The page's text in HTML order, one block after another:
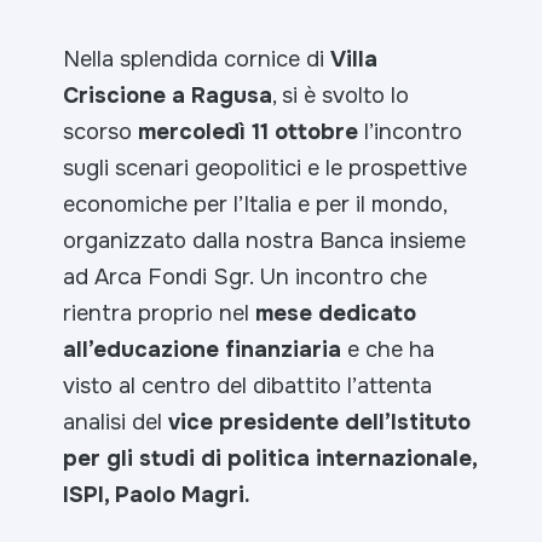
Nella splendida cornice diVilla
Criscione a Ragusa, si è svolto lo
scorso mercoledì 11 ottobre l’incontro
sugli scenari geopolitici e le prospettive
economiche per l’Italia e per il mondo,
organizzato dalla nostra Banca insieme
ad Arca Fondi Sgr. Un incontro che
rientra proprio nel mese dedicato
all’educazione finanziaria e che ha
visto al centro del dibattito l’attenta
analisi delvice presidente dell’Istituto
per gli studi di politica internazionale,
ISPI, Paolo Magri.